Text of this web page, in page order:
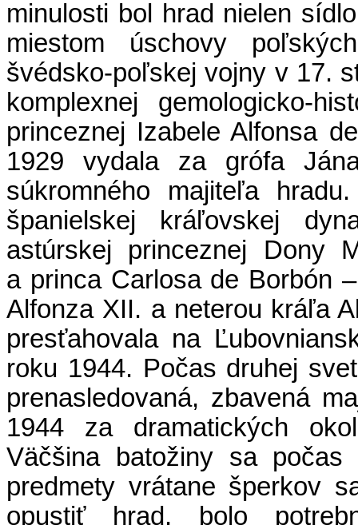
minulosti bol hrad nielen
miestom úschovy
švédsko-poľskej vojny v 17.
komplexnej gemologicko-
princeznej Izabele Alfonsa
1929 vydala za grófa
súkromného majiteľa
španielskej kráľovskej
astúrskej princeznej Dony
a princa Carlosa de Borbón
Alfonza XII. a neterou kráľa
presťahovala na
roku 1944. Počas druhej
prenasledovaná, zbavená
1944 za dramatických
Väčšina batožiny sa
predmety vrátane šperkov
opustiť hrad, bolo